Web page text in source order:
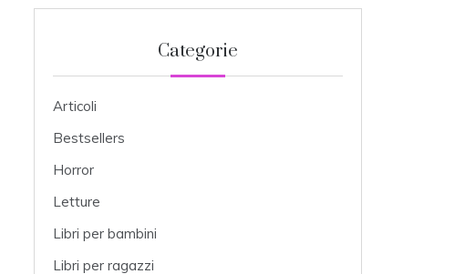
Categorie
Articoli
Bestsellers
Horror
Letture
Libri per bambini
Libri per ragazzi